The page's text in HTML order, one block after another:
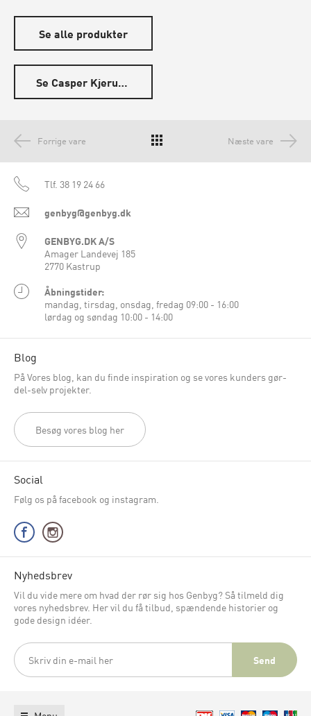
Se alle produkter
Se Casper Kjerumgaard´s guide - Klik her
Forrige vare Næste vare
Tlf. 38 19 24 66
genbyg@genbyg.dk
GENBYG.DK A/S
Amager Landevej 185
2770 Kastrup
Åbningstider:
mandag, tirsdag, onsdag, fredag 09:00 - 16:00
lørdag og søndag 10:00 - 14:00
Blog
På Vores blog, kan du finde inspiration og se vores kunders gør-
del-selv projekter.
Besøg vores blog her
Social
Følg os på facebook og instagram.
Nyhedsbrev
Vil du vide mere om hvad der rør sig hos Genbyg? Så tilmeld dig
vores nyhedsbrev. Her vil du få tilbud, spændende historier og
gode design idéer.